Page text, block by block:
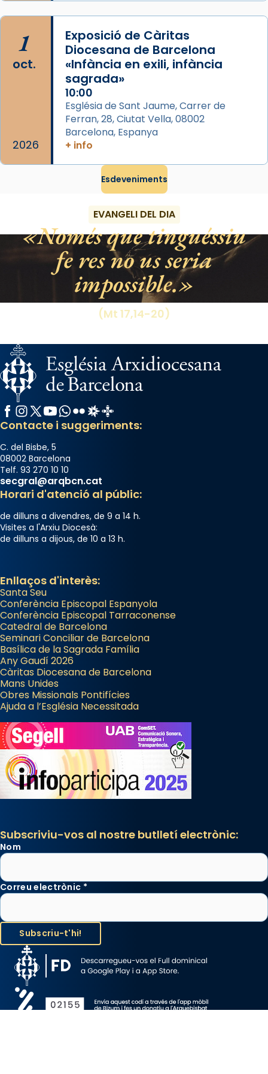
pontifici, amb orquestra i cor, i té una
duració aproximada de tres hores. Després,
processó (recuperada el 1972) al voltant
del temple amb les relíquies de les santes.
Des de 1985 hi participa també un grup de
diablesses amb música i ball propis. Festa
gran a Mataró.
«Si vols saber què és calor, ves per les
Santes a Mataró»🥵.
Photo
Share
1
oct.
2026
Exposició de Càritas
Diocesana de Barcelona
«Infància en exili, infància
sagrada»
10:00
Església de Sant Jaume, Carrer de
Ferran, 28, Ciutat Vella, 08002
Barcelona, Espanya
+ info
Esdeveniments
EVANGELI DEL DIA
Només que tinguéssiu
fe res no us seria
impossible.
(Mt 17,14-20)
Facebook
Instagram
X / Twitter
YouTube
WhatsApp
FlickrRadio Estel
Catalunya Cristiana
Contacte i suggeriments:
C. del Bisbe, 5
08002 Barcelona
Telf. 93 270 10 10
secgral@arqbcn.cat
Horari d'atenció al públic:
de dilluns a divendres, de 9 a 14 h.
Visites a l'Arxiu Diocesà:
de dilluns a dijous, de 10 a 13 h.
Enllaços d'interès:
Santa Seu
Conferència Episcopal Espanyola
Conferència Episcopal Tarraconense
Catedral de Barcelona
Seminari Conciliar de Barcelona
Basílica de la Sagrada Família
Any Gaudí 2026
Càritas Diocesana de Barcelona
Mans Unides
Obres Missionals Pontifícies
Ajuda a l’Església Necessitada
Subscriviu-vos al nostre butlletí electrònic:
Nom
Correu electrònic *